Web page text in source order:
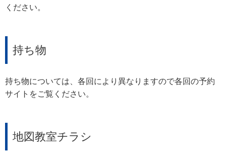
ください。
持ち物
持ち物については、各回により異なりますので各回の予約
サイトをご覧ください。
地図教室チラシ